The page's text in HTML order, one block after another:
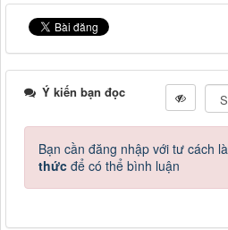
Ý kiến bạn đọc
Bạn cần đăng nhập với tư cách là
thức để có thể bình luận